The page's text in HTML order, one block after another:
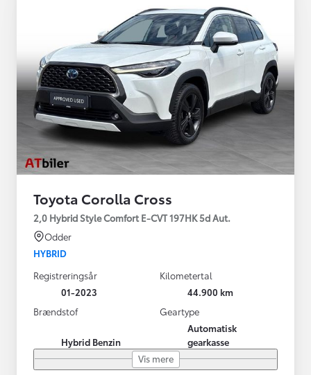
Toyota Corolla Cross
2,0 Hybrid Style Comfort E-CVT 197HK 5d Aut.
Odder
HYBRID
Registreringsår
01-2023
Kilometertal
44.900 km
Brændstof
Hybrid Benzin
Geartype
Automatisk
gearkasse
Vis mere